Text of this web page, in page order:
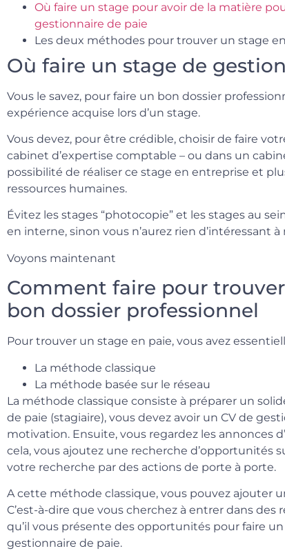
Où faire un stage pour avoir de la matière
gestionnaire de paie
Les deux méthodes pour trouver un stage
Où faire un stage de
Vous le savez, pour faire un bon dossier
expérience acquise lors d’un stage.
Vous devez, pour être crédible, choisir de faire
cabinet d’expertise comptable – ou dans un
possibilité de réaliser ce stage en entreprise et
ressources humaines.
Évitez les stages “photocopie” et les stages au
en interne, sinon vous n’aurez rien d’intéressant
Voyons maintenant
Comment faire pour
bon dossier professionnel
Pour trouver un stage en paie, vous avez
La méthode classique
La méthode basée sur le réseau
La méthode classique consiste à préparer un
de paie (stagiaire), vous devez avoir un CV de
motivation. Ensuite, vous regardez les annonces
cela, vous ajoutez une recherche d’opportunités
votre recherche par des actions de porte à porte.
A cette méthode classique, vous pouvez ajouter
C’est-à-dire que vous cherchez à entrer dans des
qu’il vous présente des opportunités pour faire
gestionnaire de paie.